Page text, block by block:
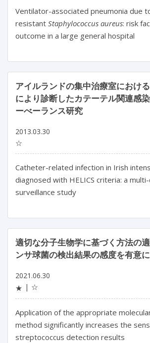
Ventilator-associated pneumonia due
resistant Staphylococcus aureus: risk
outcome in a large general hospital
アイルランドの集中治療室におけ
により診断したカテーテル関連感
ーべーランス研究
2013.03.30
☆
Catheter-related infection in Irish
diagnosed with HELICS criteria: a
surveillance study
適切な分子生物学に基づく方法の
ンサ球菌の検出結果の感度を有意
2021.06.30
★
☆
Application of the appropriate
method significantly increases the
streptococcus detection results